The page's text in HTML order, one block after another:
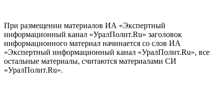
При размещении материалов ИА «Экспертный
информационный канал «УралПолит.Ru» заголовок
информационного материал начинается со слов ИА
«Экспертный информационный канал «УралПолит.Ru», все
остальные материалы, считаются материалами СИ
«УралПолит.Ru».